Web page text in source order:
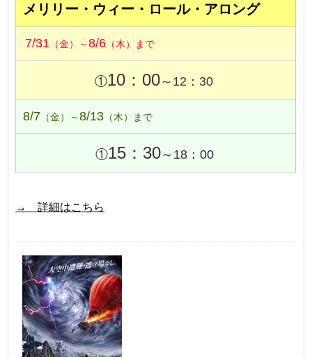
メリリー・ウィー・ロール・アロング
7/31 （金）～8/6 （木）まで
①10：00～12：30
8/7 （金）～8/13 （木）まで
①15：30～18：00
→ 詳細はこちら